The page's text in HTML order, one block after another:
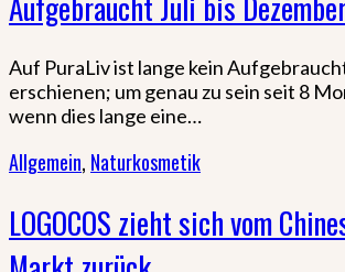
Auf PuraLiv ist lange kein
erschienen; um genau zu sein seit 8
wenn dies lange eine…
Allgemein, Naturkosmetik
LOGOCOS zieht sich vom